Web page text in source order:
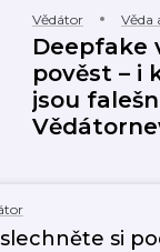
Vědátor Věda
Deepfake
pověst – i
jsou
si